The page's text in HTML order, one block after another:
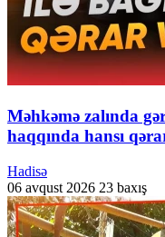
Məhkəmə zalında
haqqında hansı
Hadisə
06 avqust 2026 23 baxış